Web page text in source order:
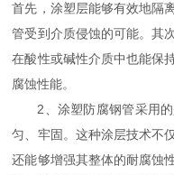
首先，涂塑层能够有效地隔
管受到介质侵蚀的可能。其
在酸性或碱性介质中也能保
腐蚀性能。
2、涂塑防腐钢管采用
匀、牢固。这种涂层技术不
还能够增强其整体的耐腐蚀